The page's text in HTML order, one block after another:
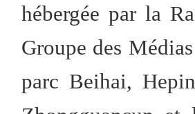
hébergée par la
Groupe des
parc Beihai,